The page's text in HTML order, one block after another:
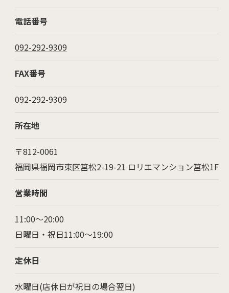
電話番号
092-292-9309
FAX番号
092-292-9309
所在地
〒812-0061
福岡県福岡市東区筥松2-19-21 ロリエマンション筥松1F
営業時間
11:00～20:00
日曜日・祝日11:00～19:00
定休日
水曜日(店休日が祝日の場合翌日)